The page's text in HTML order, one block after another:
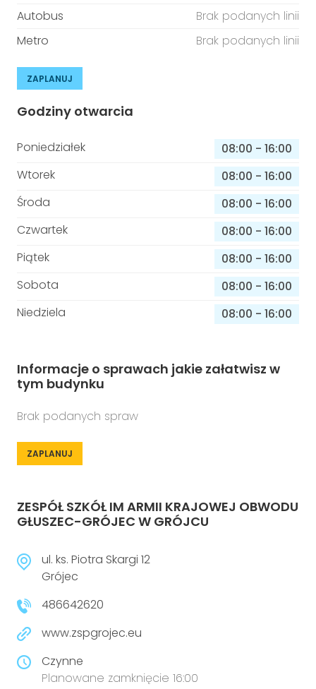
Autobus
Brak podanych linii
Metro
Brak podanych linii
ZAPLANUJ
Godziny otwarcia
Poniedziałek 08:00 - 16:00
Wtorek
08:00 - 16:00
Środa
08:00 - 16:00
Czwartek
08:00 - 16:00
Piątek
08:00 - 16:00
Sobota
08:00 - 16:00
Niedziela
08:00 - 16:00
Informacje o sprawach jakie załatwisz w
tym budynku
Brak podanych spraw
ZAPLANUJ
ZESPÓŁ SZKÓŁ IM ARMII KRAJOWEJ OBWODU
GŁUSZEC-GRÓJEC W GRÓJCU
ul. ks. Piotra Skargi 12
Grójec
486642620
www.zspgrojec.eu
Czynne
Planowane zamknięcie 16:00